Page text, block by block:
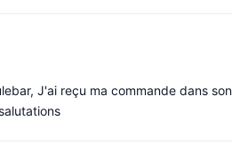
J'ai reçu ma commande dans